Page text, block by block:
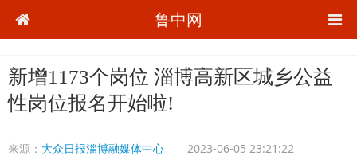
鲁中网
新增1173个岗位 淄博高新区城乡公益
性岗位报名开始啦!
来源： 大众日报淄博融媒体中心 2023-06-05 23:21:22